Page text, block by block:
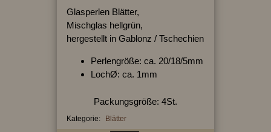
Glasperlen Blätter,
Mischglas hellgrün,
hergestellt in Gablonz / Tschechien
Perlengröße: ca. 20/18/5mm
LochØ: ca. 1mm
Packungsgröße: 4St.
Kategorie: Blätter